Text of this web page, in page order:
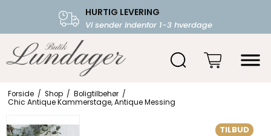
HURTIG LEVERING
Vi sender indenfor 1-3 hverdage
FRI FRAGT OVER 599.-
Starter fra 39,-
Forside / Shop / Boligtilbehør /
Chic Antique Kammerstage, Antique Messing
TILBUD